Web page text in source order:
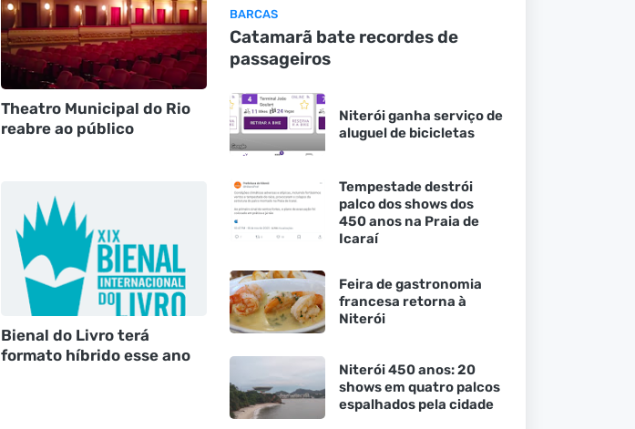
Theatro Municipal do Rio
reabre ao público
Bienal do Livro terá
formato híbrido esse ano
BARCAS
Catamarã bate recordes de
passageiros
Niterói ganha serviço de
aluguel de bicicletas
Tempestade destrói
palco dos shows dos
450 anos na Praia de
Icaraí
Feira de gastronomia
francesa retorna à
Niterói
Niterói 450 anos: 20
shows em quatro palcos
espalhados pela cidade